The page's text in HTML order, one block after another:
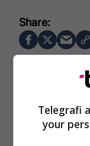
Telegrafi
your